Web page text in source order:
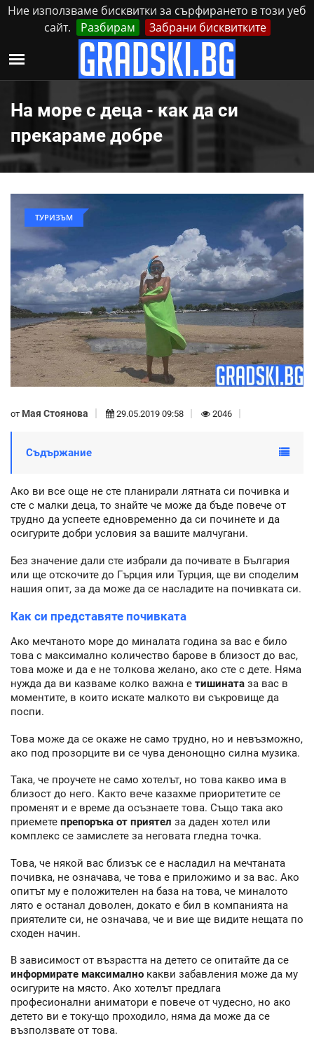
Ние използваме бисквитки за сърфирането в този уеб
сайт.
Разбирам Забрани бисквитките
Събота, 8 Август, 2026 Реклама Контакти
На море с деца - как да си
прекараме добре
ТУРИЗЪМ
от Мая Стоянова 29.05.2019 09:58 2046
Съдържание
Ако ви все още не сте планирали лятната си почивка и
сте с малки деца, то знайте че може да бъде повече от
трудно да успеете едновременно да си починете и да
осигурите добри условия за вашите малчугани.
Без значение дали сте избрали да почивате в България
или ще отскочите до Гърция или Турция, ще ви споделим
нашия опит, за да може да се насладите на почивката си.
Как си представяте почивката
Ако мечтаното море до миналата година за вас е било
това с максимално количество барове в близост до вас,
това може и да е не толкова желано, ако сте с дете. Няма
нужда да ви казваме колко важна е тишината за вас в
моментите, в които искате малкото ви съкровище да
поспи.
Това може да се окаже не само трудно, но и невъзможно,
ако под прозорците ви се чува денонощно силна музика.
Така, че проучете не само хотелът, но това какво има в
близост до него. Както вече казахме приоритетите се
променят и е време да осъзнаете това. Също така ако
приемете препоръка от приятел за даден хотел или
комплекс се замислете за неговата гледна точка.
Това, че някой вас близък се е насладил на мечтаната
почивка, не означава, че това е приложимо и за вас. Ако
опитът му е положителен на база на това, че миналото
лято е останал доволен, докато е бил в компанията на
приятелите си, не означава, че и вие ще видите нещата по
сходен начин.
В зависимост от възрастта на детето се опитайте да се
информирате максимално какви забавления може да му
осигурите на място. Ако хотелът предлага
професионални аниматори е повече от чудесно, но ако
детето ви е току-що проходило, няма да може да се
възползвате от това.